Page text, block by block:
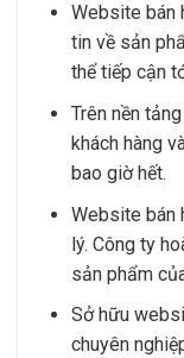
Website bán
tin về sản
thể tiếp cận
Trên nền
khách hàng
bao giờ hết.
Website bán
lý. Công ty
sản phẩm
Sở hữu
chuyên